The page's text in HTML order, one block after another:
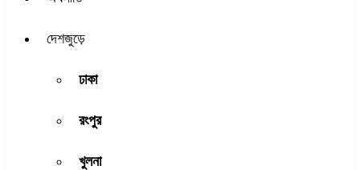
দেশজুড়ে
ঢাকা
রংপুর
খুলনা